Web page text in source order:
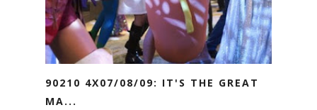
90210 4X07/08/09: IT'S THE GREAT
MA...